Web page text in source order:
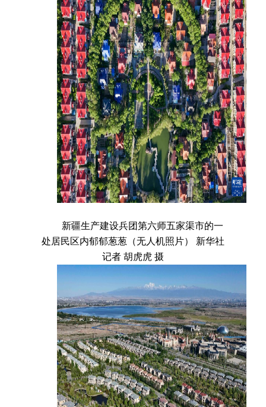
新疆生产建设兵团第六师五家渠市的一
处居民区内郁郁葱葱（无人机照片） 新华社
记者 胡虎虎 摄